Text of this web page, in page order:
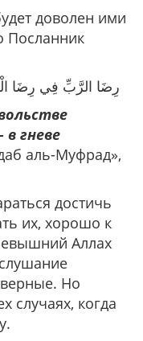
доволен ими
Посланник
رِضَا الرَّبِّ فِي رِضَا
в гневе
аль-Муфрад»,
достичь
их, хорошо к
Аллах
Но
случаях, когда